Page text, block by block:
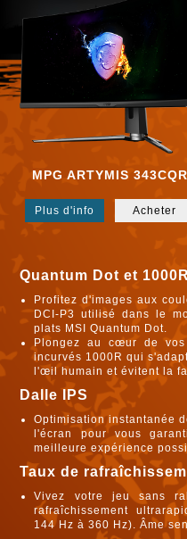
MPG ARTYMIS 343CQR
Plus d'info Acheter
Quantum Dot et 1000R
Profitez d'images aux
DCI-P3 utilisé dans le
plats MSI Quantum Dot.
Plongez au cœur de
incurvés 1000R qui
l'œil humain et évitent la
Dalle IPS
Optimisation instantanée
l'écran pour vous
meilleure expérience
Taux de
Vivez votre jeu sans
rafraîchissement
144 Hz à 360 Hz). Âme